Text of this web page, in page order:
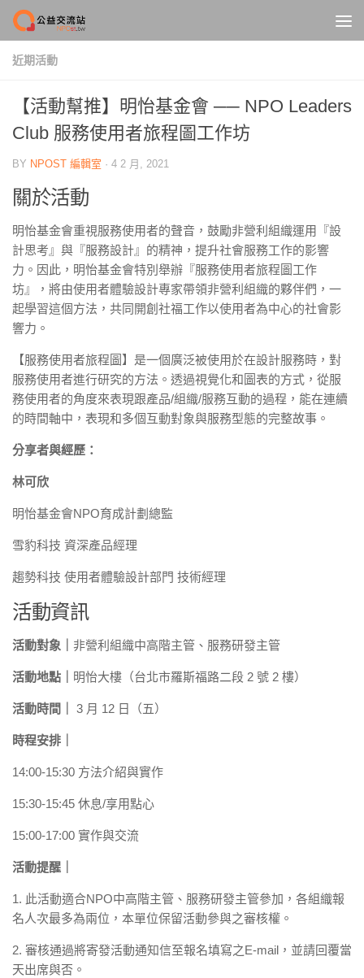
Skip to content
近期活動
【活動幫推】明怡基金會 ── NPO Leaders
Club 服務使用者旅程圖工作坊
BY NPOST 編輯室 · 4 2 月, 2021
關於活動
明怡基金會重視服務使用者的聲音，鼓勵非營利組織運用『設
計思考』與『服務設計』的精神，提升社會服務工作的影響
力。因此，明怡基金會特別舉辦『服務使用者旅程圖工作
坊』，將由使用者體驗設計專家帶領非營利組織的夥伴們，一
起學習這個方法，共同開創社福工作以使用者為中心的社會影
響力。
【服務使用者旅程圖】是一個廣泛被使用於在設計服務時，對
服務使用者進行研究的方法。透過視覺化和圖表的方式，從服
務使用者的角度來表現跟產品/組織/服務互動的過程，能在連續
的時間軸中，表現和多個互動對象與服務型態的完整故事。
分享者與經歷：
林可欣
明怡基金會NPO育成計劃總監
雪豹科技 資深產品經理
趨勢科技 使用者體驗設計部門 技術經理
活動資訊
活動對象｜ 非營利組織中高階主管、服務研發主管
活動地點｜ 明怡大樓（台北市羅斯福路二段 2 號 2 樓）
活動時間｜ 3 月 12 日（五）
時程安排｜
14:00-15:30 方法介紹與實作
15:30-15:45 休息/享用點心
15:00-17:00 實作與交流
活動提醒｜
1. 此活動適合NPO中高階主管、服務研發主管參加，各組織報
名人次最多為兩位，本單位保留活動參與之審核權。
2. 審核通過將寄發活動通知信至報名填寫之E-mail，並請回覆當
天出席與否。